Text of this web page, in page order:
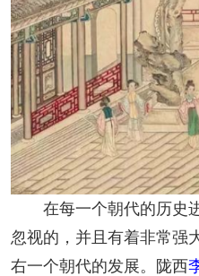
在每一个朝代的历史进
忽视的，并且有着非常强
右一个朝代的发展。陇西